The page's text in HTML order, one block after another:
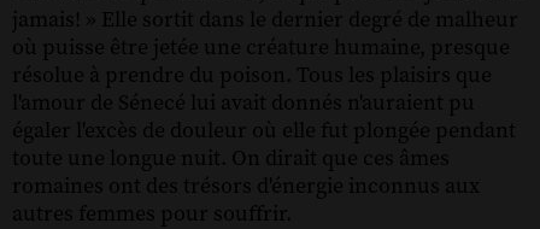
jamais! » Elle sortit dans le dernier degré de malheur
où puisse être jetée une créature humaine, presque
résolue à prendre du poison. Tous les plaisirs que
l'amour de Sénecé lui avait donnés n'auraient pu
égaler l'excès de douleur où elle fut plongée pendant
toute une longue nuit. On dirait que ces âmes
romaines ont des trésors d'énergie inconnus aux
autres femmes pour souffrir.